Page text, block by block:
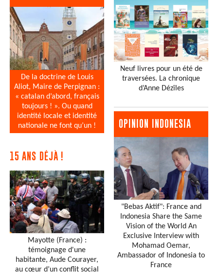
De la doctrine de Louis
Aliot, Maire de Perpignan :
« catalan d’abord, français
toujours ! ». Ou quand
identité locale et identité
nationale ne font qu’un !
15 ANS DÉJÀ !
Mayotte (France) :
témoignage d'une
habitante, Aude Courayer,
au cœur d’un conflit social
Neuf livres pour un été de
traversées. La chronique
d’Anne Dézîles
OPINION INDONESIA
"Bebas Aktif": France and
Indonesia Share the Same
Vision of the World An
Exclusive Interview with
Mohamad Oemar,
Ambassador of Indonesia to
France